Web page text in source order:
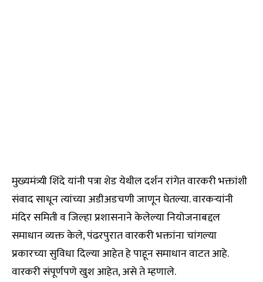
मुख्यमंत्र्यी शिंदे यांनी पत्रा शेड येथील दर्शन रांगेत वारकरी भक्तांशी
संवाद साधून त्यांच्या अडीअडचणी जाणून घेतल्या. वारकऱ्यांनी
मंदिर समिती व जिल्हा प्रशासनाने केलेल्या नियोजनाबद्दल
समाधान व्यक्त केले, पंढरपुरात वारकरी भक्तांना चांगल्या
प्रकारच्या सुविधा दिल्या आहेत हे पाहून समाधान वाटत आहे.
वारकरी संपूर्णपणे खुश आहेत, असे ते म्हणाले.